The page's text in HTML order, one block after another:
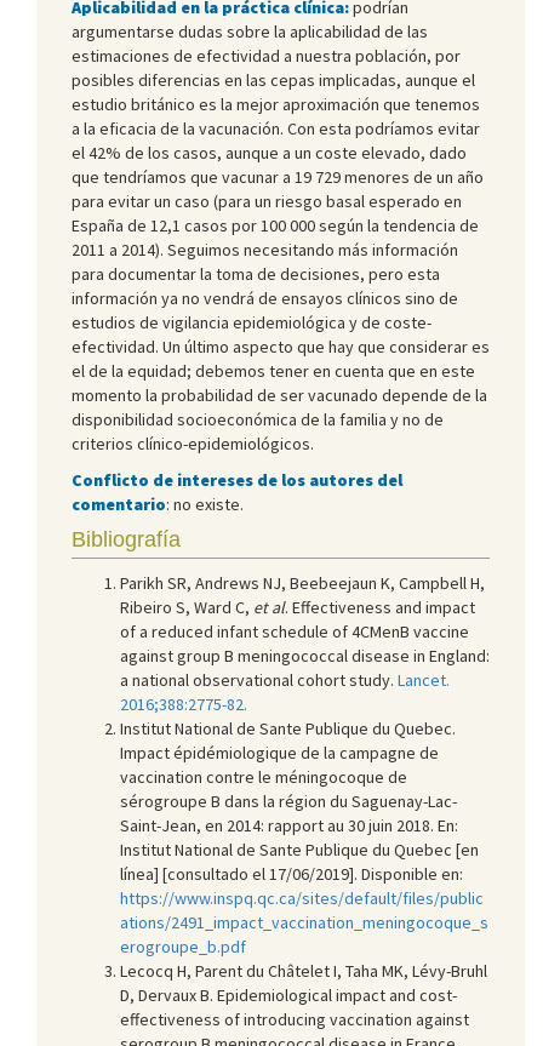
Aplicabilidad en la práctica clínica:podrían
argumentarse dudas sobre la aplicabilidad de las
estimaciones de efectividad a nuestra población, por
posibles diferencias en las cepas implicadas, aunque el
estudio británico es la mejor aproximación que tenemos
a la eficacia de la vacunación. Con esta podríamos evitar
el 42% de los casos, aunque a un coste elevado, dado
que tendríamos que vacunar a 19 729 menores de un año
para evitar un caso (para un riesgo basal esperado en
España de 12,1 casos por 100 000 según la tendencia de
2011 a 2014). Seguimos necesitando más información
para documentar la toma de decisiones, pero esta
información ya no vendrá de ensayos clínicos sino de
estudios de vigilancia epidemiológica y de coste-
efectividad. Un último aspecto que hay que considerar es
el de la equidad; debemos tener en cuenta que en este
momento la probabilidad de ser vacunado depende de la
disponibilidad socioeconómica de la familia y no de
criterios clínico-epidemiológicos.
Conflicto de intereses de los autores del
comentario: no existe.
Bibliografía
Parikh SR, Andrews NJ, Beebeejaun K, Campbell H,
Ribeiro S, Ward C, et al. Effectiveness and impact
of a reduced infant schedule of 4CMenB vaccine
against group B meningococcal disease in England:
a national observational cohort study. Lancet.
2016;388:2775-82.
Institut National de Sante Publique du Quebec.
Impact épidémiologique de la campagne de
vaccination contre le méningocoque de
sérogroupe B dans la région du Saguenay-Lac-
Saint-Jean, en 2014: rapport au 30 juin 2018. En:
Institut National de Sante Publique du Quebec [en
línea] [consultado el 17/06/2019]. Disponible en:
https://www.inspq.qc.ca/sites/default/files/public
ations/2491_impact_vaccination_meningocoque_s
erogroupe_b.pdf
Lecocq H, Parent du Châtelet I, Taha MK, Lévy-Bruhl
D, Dervaux B. Epidemiological impact and cost-
effectiveness of introducing vaccination against